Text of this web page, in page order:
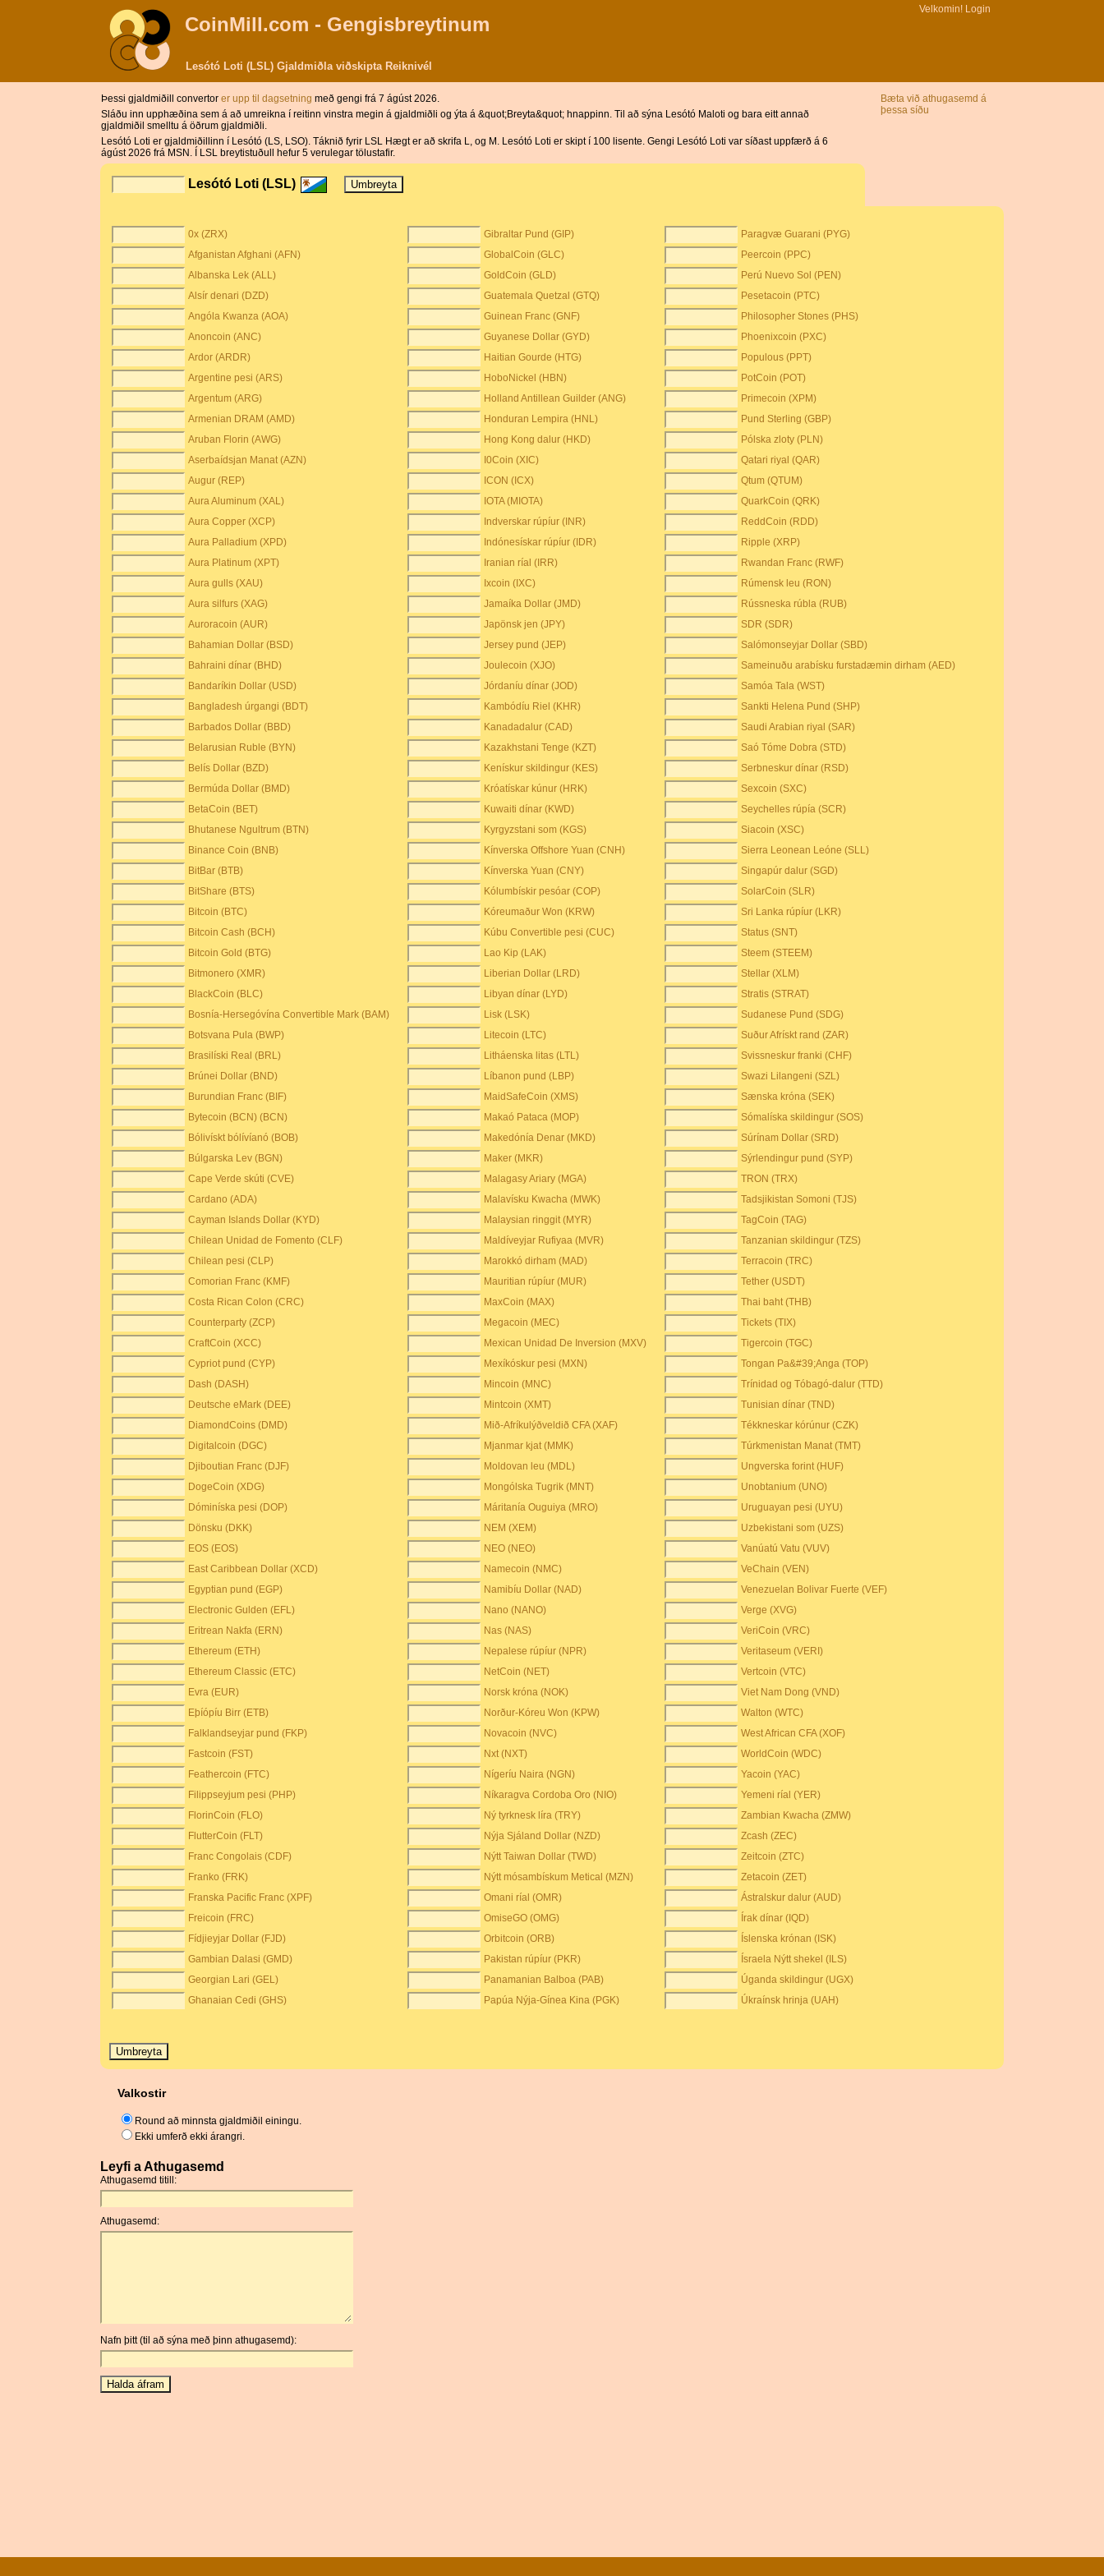
CoinMill.com - Gengisbreytinum
Velkomin! Login
Lesótó Loti (LSL) Gjaldmiðla viðskipta Reiknivél
Þessi gjaldmiðill convertor er upp til dagsetning með gengi frá 7 ágúst 2026.
Sláðu inn upphæðina sem á að umreikna í reitinn vinstra megin á gjaldmiðli og ýta á &quot;Breyta&quot; hnappinn. Til að sýna Lesótó Maloti og bara eitt annað
gjaldmiðil smelltu á öðrum gjaldmiðli.
Lesótó Loti er gjaldmiðillinn í Lesótó (LS, LSO). Táknið fyrir LSL Hægt er að skrifa L, og M. Lesótó Loti er skipt í 100 lisente. Gengi Lesótó Loti var síðast uppfærð á 6
ágúst 2026 frá MSN. Í LSL breytistuðull hefur 5 verulegar tölustafir.
Bæta við athugasemd á
þessa síðu
Lesótó Loti (LSL)
0x (ZRX) Gibraltar Pund (GIP)
Paragvæ Guarani (PYG)
Afganistan Afghani (AFN)
GlobalCoin (GLC)
Peercoin (PPC)
Albanska Lek (ALL)
GoldCoin (GLD)
Perú Nuevo Sol (PEN)
Alsír denari (DZD)
Guatemala Quetzal (GTQ)
Pesetacoin (PTC)
Angóla Kwanza (AOA)
Guinean Franc (GNF)
Philosopher Stones (PHS)
Anoncoin (ANC)
Guyanese Dollar (GYD)
Phoenixcoin (PXC)
Ardor (ARDR)
Haitian Gourde (HTG)
Populous (PPT)
Argentine pesi (ARS)
HoboNickel (HBN)
PotCoin (POT)
Argentum (ARG)
Holland Antillean Guilder (ANG)
Primecoin (XPM)
Armenian DRAM (AMD)
Honduran Lempira (HNL)
Pund Sterling (GBP)
Aruban Florin (AWG)
Hong Kong dalur (HKD)
Pólska zloty (PLN)
Aserbaídsjan Manat (AZN)
I0Coin (XIC)
Qatari riyal (QAR)
Augur (REP)
ICON (ICX)
Qtum (QTUM)
Aura Aluminum (XAL)
IOTA (MIOTA)
QuarkCoin (QRK)
Aura Copper (XCP)
Indverskar rúpíur (INR)
ReddCoin (RDD)
Aura Palladium (XPD)
Indónesískar rúpíur (IDR)
Ripple (XRP)
Aura Platinum (XPT)
Iranian ríal (IRR)
Rwandan Franc (RWF)
Aura gulls (XAU)
Ixcoin (IXC)
Rúmensk leu (RON)
Aura silfurs (XAG)
Jamaíka Dollar (JMD)
Rússneska rúbla (RUB)
Auroracoin (AUR)
Japönsk jen (JPY)
SDR (SDR)
Bahamian Dollar (BSD)
Jersey pund (JEP)
Salómonseyjar Dollar (SBD)
Bahraini dínar (BHD)
Joulecoin (XJO)
Sameinuðu arabísku furstadæmin dirham (AED)
Bandaríkin Dollar (USD)
Jórdaníu dínar (JOD)
Samóa Tala (WST)
Bangladesh úrgangi (BDT)
Kambódíu Riel (KHR)
Sankti Helena Pund (SHP)
Barbados Dollar (BBD)
Kanadadalur (CAD)
Saudi Arabian riyal (SAR)
Belarusian Ruble (BYN)
Kazakhstani Tenge (KZT)
Saó Tóme Dobra (STD)
Belís Dollar (BZD)
Kenískur skildingur (KES)
Serbneskur dínar (RSD)
Bermúda Dollar (BMD)
Króatískar kúnur (HRK)
Sexcoin (SXC)
BetaCoin (BET)
Kuwaiti dínar (KWD)
Seychelles rúpía (SCR)
Bhutanese Ngultrum (BTN)
Kyrgyzstani som (KGS)
Siacoin (XSC)
Binance Coin (BNB)
Kínverska Offshore Yuan (CNH)
Sierra Leonean Leóne (SLL)
BitBar (BTB)
Kínverska Yuan (CNY)
Singapúr dalur (SGD)
BitShare (BTS)
Kólumbískir pesóar (COP)
SolarCoin (SLR)
Bitcoin (BTC)
Kóreumaður Won (KRW)
Sri Lanka rúpíur (LKR)
Bitcoin Cash (BCH)
Kúbu Convertible pesi (CUC)
Status (SNT)
Bitcoin Gold (BTG)
Lao Kip (LAK)
Steem (STEEM)
Bitmonero (XMR)
Liberian Dollar (LRD)
Stellar (XLM)
BlackCoin (BLC)
Libyan dínar (LYD)
Stratis (STRAT)
Bosnía-Hersegóvína Convertible Mark (BAM)
Lisk (LSK)
Sudanese Pund (SDG)
Botsvana Pula (BWP)
Litecoin (LTC)
Suður Afrískt rand (ZAR)
Brasilíski Real (BRL)
Litháenska litas (LTL)
Svissneskur franki (CHF)
Brúnei Dollar (BND)
Líbanon pund (LBP)
Swazi Lilangeni (SZL)
Burundian Franc (BIF)
MaidSafeCoin (XMS)
Sænska króna (SEK)
Bytecoin (BCN) (BCN)
Makaó Pataca (MOP)
Sómalíska skildingur (SOS)
Bólivískt bólívíanó (BOB)
Makedónía Denar (MKD)
Súrínam Dollar (SRD)
Búlgarska Lev (BGN)
Maker (MKR)
Sýrlendingur pund (SYP)
Cape Verde skúti (CVE)
Malagasy Ariary (MGA)
TRON (TRX)
Cardano (ADA)
Malavísku Kwacha (MWK)
Tadsjikistan Somoni (TJS)
Cayman Islands Dollar (KYD)
Malaysian ringgit (MYR)
TagCoin (TAG)
Chilean Unidad de Fomento (CLF)
Maldíveyjar Rufiyaa (MVR)
Tanzanian skildingur (TZS)
Chilean pesi (CLP)
Marokkó dirham (MAD)
Terracoin (TRC)
Comorian Franc (KMF)
Mauritian rúpíur (MUR)
Tether (USDT)
Costa Rican Colon (CRC)
MaxCoin (MAX)
Thai baht (THB)
Counterparty (ZCP)
Megacoin (MEC)
Tickets (TIX)
CraftCoin (XCC)
Mexican Unidad De Inversion (MXV)
Tigercoin (TGC)
Cypriot pund (CYP)
Mexíkóskur pesi (MXN)
Tongan Pa&#39;Anga (TOP)
Dash (DASH)
Mincoin (MNC)
Trínidad og Tóbagó-dalur (TTD)
Deutsche eMark (DEE)
Mintcoin (XMT)
Tunisian dínar (TND)
DiamondCoins (DMD)
Mið-Afríkulýðveldið CFA (XAF)
Tékkneskar kórúnur (CZK)
Digitalcoin (DGC)
Mjanmar kjat (MMK)
Túrkmenistan Manat (TMT)
Djiboutian Franc (DJF)
Moldovan leu (MDL)
Ungverska forint (HUF)
DogeCoin (XDG)
Mongólska Tugrik (MNT)
Unobtanium (UNO)
Dóminíska pesi (DOP)
Máritanía Ouguiya (MRO)
Uruguayan pesi (UYU)
Dönsku (DKK)
NEM (XEM)
Uzbekistani som (UZS)
EOS (EOS)
NEO (NEO)
Vanúatú Vatu (VUV)
East Caribbean Dollar (XCD)
Namecoin (NMC)
VeChain (VEN)
Egyptian pund (EGP)
Namibíu Dollar (NAD)
Venezuelan Bolivar Fuerte (VEF)
Electronic Gulden (EFL)
Nano (NANO)
Verge (XVG)
Eritrean Nakfa (ERN)
Nas (NAS)
VeriCoin (VRC)
Ethereum (ETH)
Nepalese rúpíur (NPR)
Veritaseum (VERI)
Ethereum Classic (ETC)
NetCoin (NET)
Vertcoin (VTC)
Evra (EUR)
Norsk króna (NOK)
Viet Nam Dong (VND)
Eþíópíu Birr (ETB)
Norður-Kóreu Won (KPW)
Walton (WTC)
Falklandseyjar pund (FKP)
Novacoin (NVC)
West African CFA (XOF)
Fastcoin (FST)
Nxt (NXT)
WorldCoin (WDC)
Feathercoin (FTC)
Nígeríu Naira (NGN)
Yacoin (YAC)
Filippseyjum pesi (PHP)
Níkaragva Cordoba Oro (NIO)
Yemeni ríal (YER)
FlorinCoin (FLO)
Ný tyrknesk líra (TRY)
Zambian Kwacha (ZMW)
FlutterCoin (FLT)
Nýja Sjáland Dollar (NZD)
Zcash (ZEC)
Franc Congolais (CDF)
Nýtt Taiwan Dollar (TWD)
Zeitcoin (ZTC)
Franko (FRK)
Nýtt mósambískum Metical (MZN)
Zetacoin (ZET)
Franska Pacific Franc (XPF)
Omani ríal (OMR)
Ástralskur dalur (AUD)
Freicoin (FRC)
OmiseGO (OMG)
Írak dínar (IQD)
Fídjieyjar Dollar (FJD)
Orbitcoin (ORB)
Íslenska krónan (ISK)
Gambian Dalasi (GMD)
Pakistan rúpíur (PKR)
Ísraela Nýtt shekel (ILS)
Georgian Lari (GEL)
Panamanian Balboa (PAB)
Úganda skildingur (UGX)
Ghanaian Cedi (GHS)
Papúa Nýja-Gínea Kina (PGK) Úkraínsk hrinja (UAH)
Valkostir
Round að minnsta gjaldmiðil einingu.
Ekki umferð ekki árangri.
Leyfi a Athugasemd
Athugasemd titill:
Athugasemd:
Nafn þitt (til að sýna með þinn athugasemd):